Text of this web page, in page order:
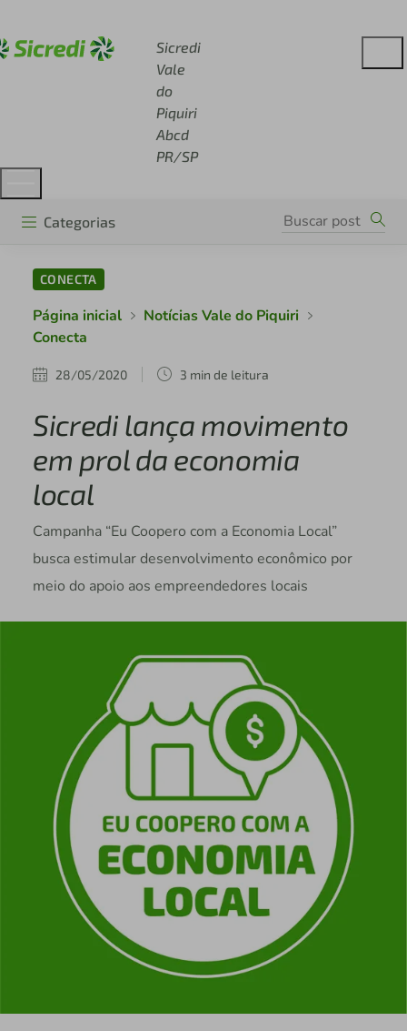
Sicredi
Vale
do
Piquiri
Abcd
PR/SP
Categorias
CONECTA
Página inicial
Notícias Vale do Piquiri
Conecta
28/05/2020 3 min de leitura
Sicredi lança movimento
em prol da economia
local
Campanha “Eu Coopero com a Economia Local”
busca estimular desenvolvimento econômico por
meio do apoio aos empreendedores locais